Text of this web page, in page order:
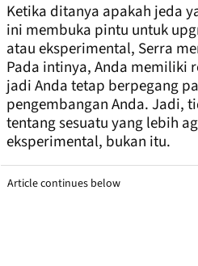
Ketika ditanya apakah jeda
ini membuka pintu untuk
atau eksperimental, Serra
Pada intinya, Anda memiliki
jadi Anda tetap berpegang
pengembangan Anda. Jadi,
tentang sesuatu yang lebih
eksperimental, bukan itu.
Article continues below